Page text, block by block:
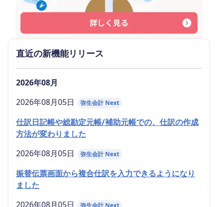
直近の新機能リリース
2026年08月
2026年08月05日
弥生会計 Next
仕訳日記帳や総勘定元帳/補助元帳での、仕訳の作成
方法が変わりました
2026年08月05日
弥生会計 Next
振替伝票画面から複合仕訳を入力できるようになり
ました
2026年08月05日
弥生会計 Next